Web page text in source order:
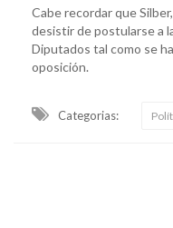
Cabe recordar que
desistir de postularse a
Diputados tal como se
oposición.
Categorias: